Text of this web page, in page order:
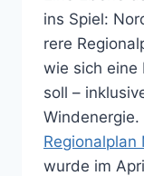
ins Spiel:
rere
wie sich eine
soll –
Regionalplan
wurde im